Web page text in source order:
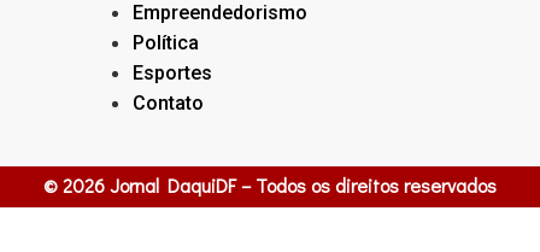
Empreendedorismo
Política
Esportes
Contato
© 2026 Jornal DaquiDF – Todos os direitos reservados